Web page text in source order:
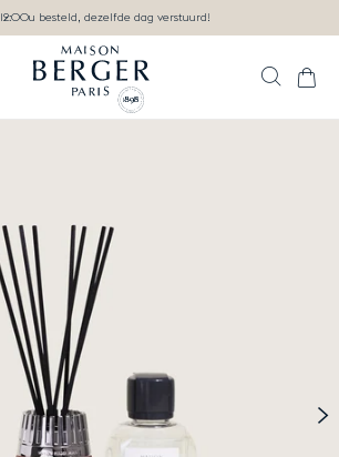
besteld, dezelfde dag verstuurd!
Zoek